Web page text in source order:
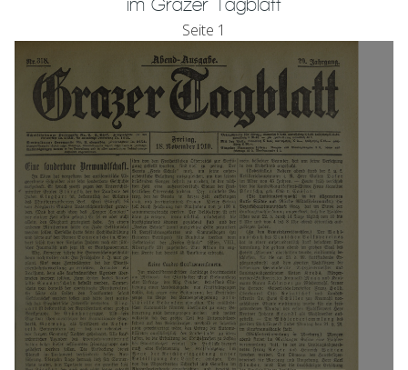
im Grazer Tagblatt
Seite 1